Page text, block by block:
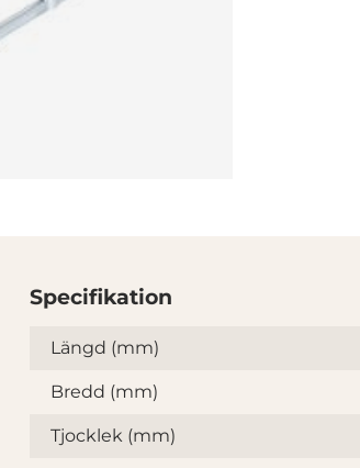
Specifikation
Specifikation
Längd (mm)
Bredd (mm)
Tjocklek (mm)